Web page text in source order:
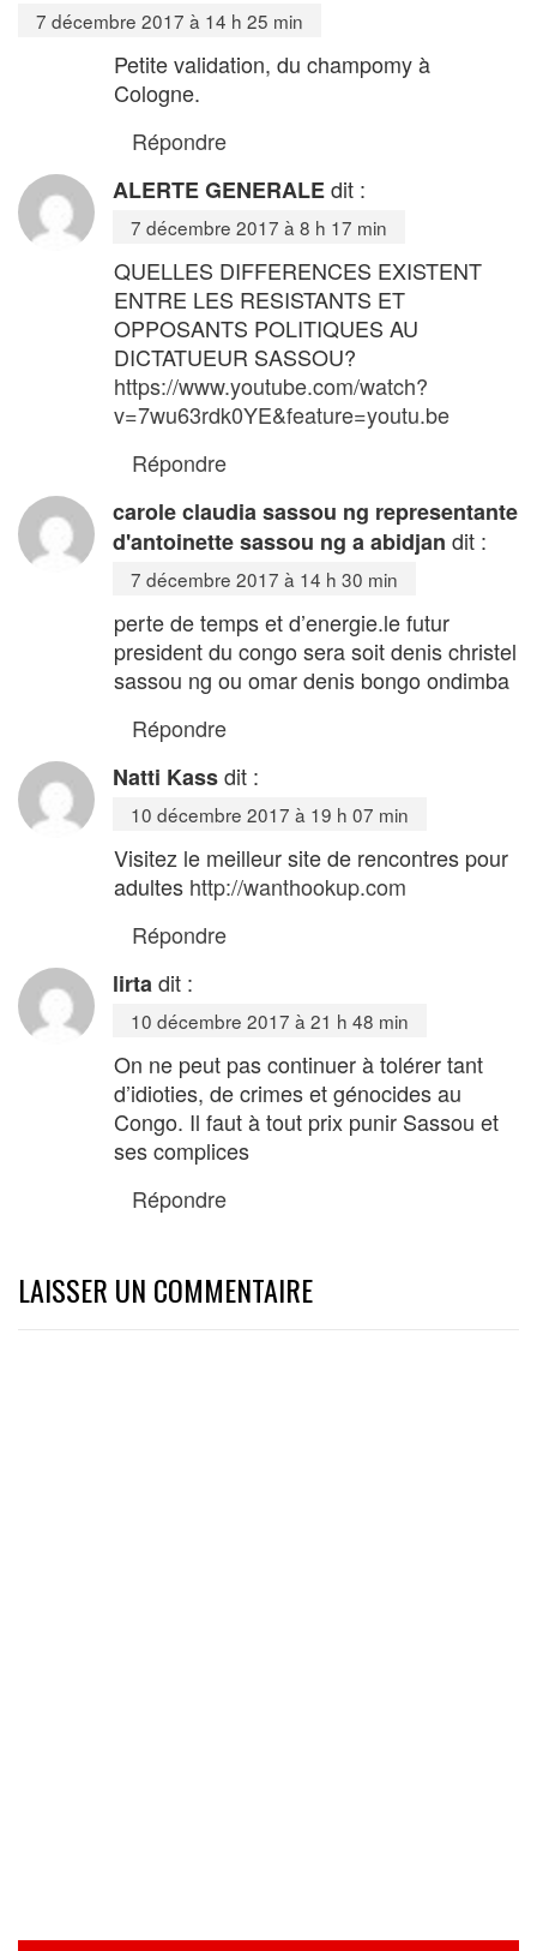
7 décembre 2017 à 14 h 25 min
Petite validation, du champomy à
Cologne.
Répondre
ALERTE GENERALEdit :
7 décembre 2017 à 8 h 17 min
QUELLES DIFFERENCES EXISTENT
ENTRE LES RESISTANTS ET
OPPOSANTS POLITIQUES AU
DICTATUEUR SASSOU?
https://www.youtube.com/watch?
v=7wu63rdk0YE&feature=youtu.be
Répondre
carole claudia sassou ng representante
d'antoinette sassou ng a abidjan dit :
7 décembre 2017 à 14 h 30 min
perte de temps et d’energie.le futur
president du congo sera soit denis christel
sassou ng ou omar denis bongo ondimba
Répondre
Natti Kassdit :
10 décembre 2017 à 19 h 07 min
Visitez le meilleur site de rencontres pour
adultes http://wanthookup.com
Répondre
lirtadit :
10 décembre 2017 à 21 h 48 min
On ne peut pas continuer à tolérer tant
d’idioties, de crimes et génocides au
Congo. Il faut à tout prix punir Sassou et
ses complices
Répondre
LAISSER UN COMMENTAIRE